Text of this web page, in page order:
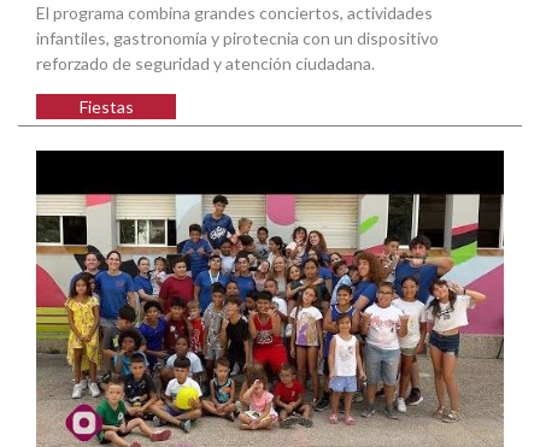
El programa combina grandes conciertos, actividades
infantiles, gastronomía y pirotecnia con un dispositivo
reforzado de seguridad y atención ciudadana.
Fiestas